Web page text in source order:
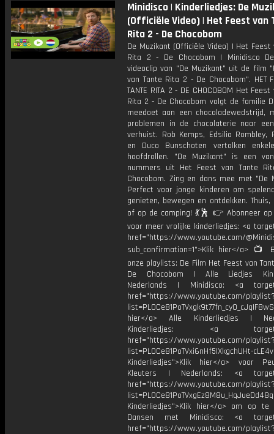
Minidisco | Kinderliedjes: De
(Officiële Video) | Het Feest van
Rita 2 - De Chocobom
De Muzikant (Officiële Video) | Het Feest
Rita 2 - De Chocobom | Minidisco
videoclip van "De Muzikant" uit de film
van Tante Rita 2 - De Chocobom". HET
TANTE RITA 2 - DE CHOCOBOM Het
Rita 2 - De Chocobom volgt de familie
meedoet aan een chocoladewedstrijd,
problemen in de chocolaterie naar
verhuist. Rob Kemps, Edsilia Rombley,
en Duco Bunschoten vertolken
hoofdrollen. "De Muzikant" is een
nummers uit Het Feest van Tante
Chocobom. Zing en dans mee met "De
Perfect voor jonge kinderen om
genieten, bewegen en ontdekken. Thuis,
of op de camping! 💃🕺 👉 Abonneer op
voor meer vrolijke kinderliedjes: <a
href="https://www.youtube.com/
sub_confirmation=1">Klik hier</a> 📺
onze playlists: De Film Het Feest van
De Chocobom | Alle Liedjes
Nederlands | Minidisco: <a
href="https://www.youtube.com/
hier</a> Alle Kinderliedjes |
Kinderliedjes: <a
href="https://www.youtube.com/
list=PL0Ce81PoTVxi6nHf5IXkgchUHt-
Kinderliedjes">Klik hier</a> voor
Kleuters | Nederlands: <a
href="https://www.youtube.com/
Kinderliedjes">Klik hier</a> om op te
Dansen met Minidisco: <a
href="https://www.youtube.com/